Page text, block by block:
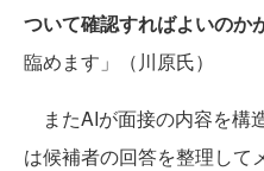
ついて確認すればよいのか
臨めます」（川原氏）
またAIが面接の内容を構
は候補者の回答を整理して